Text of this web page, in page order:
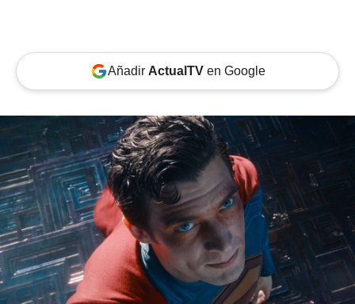
Añadir ActualTVen Google